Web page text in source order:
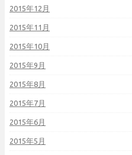
2015年12月
2015年11月
2015年10月
2015年9月
2015年8月
2015年7月
2015年6月
2015年5月